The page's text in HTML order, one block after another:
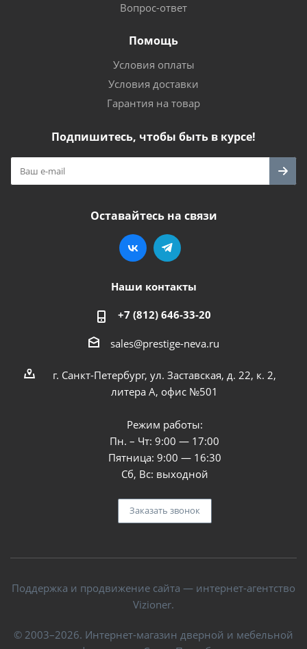
Вопрос-ответ
Помощь
Условия оплаты
Условия доставки
Гарантия на товар
Подпишитесь, чтобы быть в курсе!
Оставайтесь на связи
Наши контакты
+7 (812) 646-33-20
sales@prestige-neva.ru
г. Санкт-Петербург, ул. Заставская, д. 22, к. 2,
литера А, офис №501
Режим работы:
Пн. – Чт: 9:00 — 17:00
Пятница: 9:00 — 16:30
Сб, Вс: выходной
Заказать звонок
Поддержка и продвижение сайта — интернет-агентство
Vizioner.
© 2003–2026. Интернет-магазин дверной и мебельной